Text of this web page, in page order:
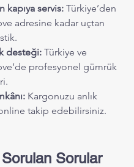
kapıya servis: Türkiye’den
adresine kadar uçtan
desteği: Türkiye ve
profesyonel gümrük
Kargonuzu anlık
takip edebilirsiniz.
Sorulan Sorular